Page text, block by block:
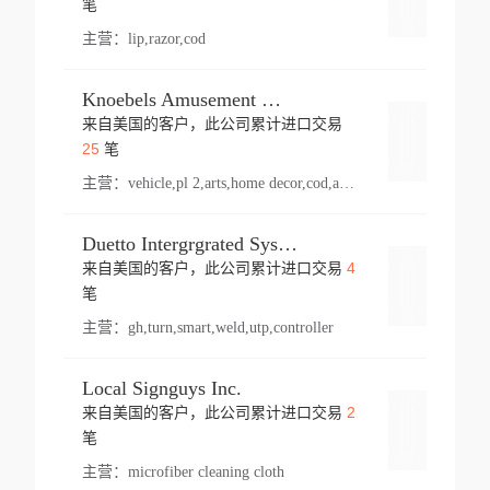
笔
主营： lip,razor,cod
Knoebels Amusement Resort
来自美国的客户，此公司累计进口交易
25笔
主营： vehicle,pl 2,arts,home decor,cod,amusement ride,sea
Duetto Intergrgrated Systems Inc.
来自美国的客户，此公司累计进口交易 4
笔
主营： gh,turn,smart,weld,utp,controller
Local Signguys Inc.
来自美国的客户，此公司累计进口交易 2
笔
主营： microfiber cleaning cloth